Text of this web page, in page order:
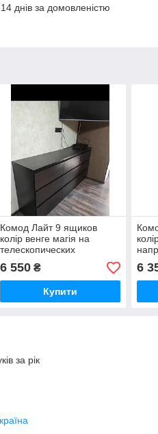
днів за домовленістю
Комод Лайт 9 ящиков
колір венге магія на
телескопических
направляющих
6 550₴
Купити
6
за рік